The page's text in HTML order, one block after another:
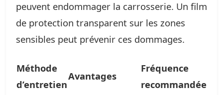
peuvent endommager la carrosserie. Un film
de protection transparent sur les zones
sensibles peut prévenir ces dommages.
Méthode
d’entretien
Avantages
Fréquence
recommandée